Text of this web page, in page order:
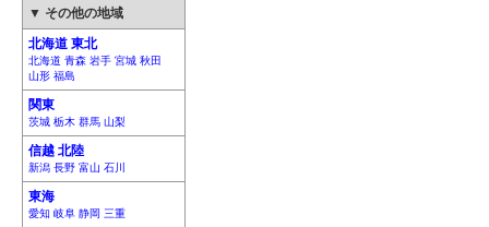
▼ その他の地域
北海道 東北
北海道 青森 岩手 宮城 秋田
山形 福島
関東
茨城 栃木 群馬 山梨
信越 北陸
新潟 長野 富山 石川
東海
愛知 岐阜 静岡 三重